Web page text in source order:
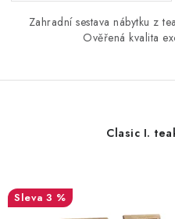
Zahradní sestava nábytku z
Ověřená kvalita
Clasic I.
3 %